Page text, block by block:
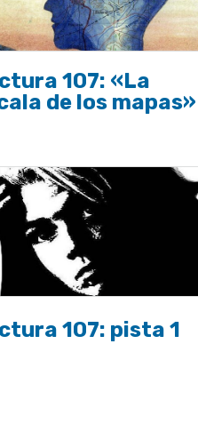
107: «La
de los mapas»
107: pista 1